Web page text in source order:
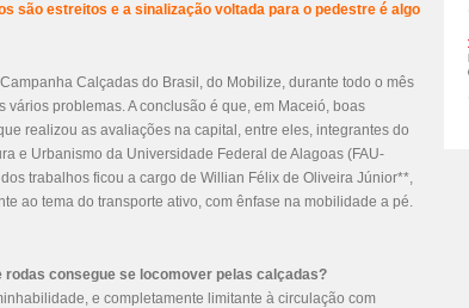
são estreitos e a sinalização voltada para o pedestre é algo
Calçadas do Brasil, do Mobilize, durante todo o mês
problemas. A conclusão é que, em Maceió, boas
realizou as avaliações na capital, entre eles, integrantes do
e Urbanismo da Universidade Federal de Alagoas (FAU-
trabalhos ficou a cargo de Willian Félix de Oliveira Júnior**,
ao tema do transporte ativo, com ênfase na mobilidade a pé.
consegue se locomover pelas calçadas?
e completamente limitante à circulação com